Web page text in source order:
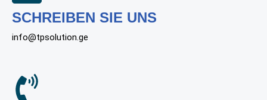
SCHREIBEN SIE UNS
info@tpsolution.ge